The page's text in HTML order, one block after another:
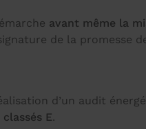
avant même la
de la promesse
d’un audit
classés E.